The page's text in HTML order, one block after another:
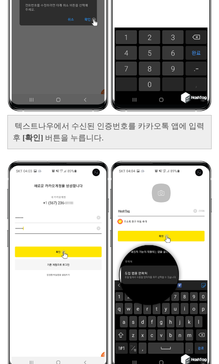
텍스트나우에서 수신된 인증번호를 카카오톡 앱에 입력
후 [확인] 버튼을 누릅니다.